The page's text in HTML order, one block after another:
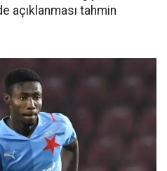
açıklanması tahmin